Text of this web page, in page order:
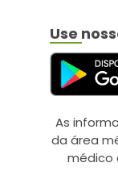
Use
As
da área
médico